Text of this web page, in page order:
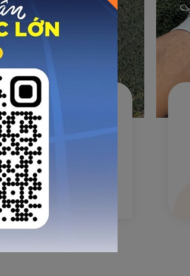
Quá tuyệt vời hàng Việt
Nam chất lượng cao, đi
vừa vặn, chất liệu cảm
giác mềm, dai
HUY NGỌC